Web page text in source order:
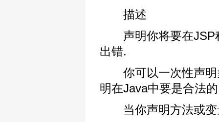
描述
声明你将要在JSP
出错.
你可以一次性声明
明在Java中要是合法
当你声明方法或变